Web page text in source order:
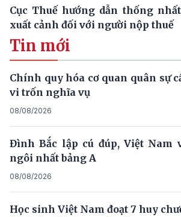
Cục Thuế hướng dẫn thống
xuất cảnh đối với người nộp thuế
Tin mới
Chính quy hóa cơ quan quân sự
vi trốn nghĩa vụ
08/08/2026
Đình Bắc lập cú đúp, Việt Nam
ngôi nhất bảng A
08/08/2026
Học sinh Việt Nam đoạt 7 huy